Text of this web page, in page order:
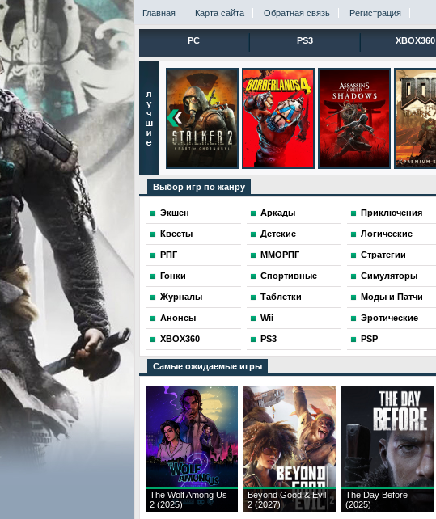
Главная Карта сайта Обратная связь Регистрация
PC PS3 XBOX360
Выбор игр по жанру
Экшен Аркады Приключения
Квесты Детские Логические
РПГ ММОРПГ Стратегии
Гонки Спортивные Симуляторы
Журналы Таблетки Моды и Патчи
Анонсы Wii Эротические
XBOX360 PS3 PSP
Самые ожидаемые игры
The Wolf Among Us
2 (2025)
Beyond Good & Evil
2 (2027)
The Day Before
(2025)